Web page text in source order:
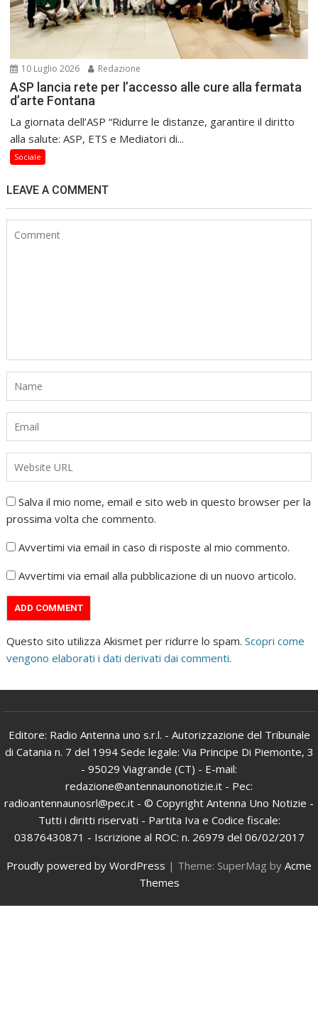
10 Luglio 2026 Redazione
ASP lancia rete per l’accesso alle cure alla fermata
d’arte Fontana
La giornata dell’ASP “Ridurre le distanze, garantire il diritto
alla salute: ASP, ETS e Mediatori di...
Sociale
LEAVE A COMMENT
Salva il mio nome, email e sito web in questo browser per la
prossima volta che commento.
Avvertimi via email in caso di risposte al mio commento.
Avvertimi via email alla pubblicazione di un nuovo articolo.
Questo sito utilizza Akismet per ridurre lo spam.Scopri come
vengono elaborati i dati derivati dai commenti.
Editore: Radio Antenna uno s.r.l. - Autorizzazione del Tribunale
di Catania n. 7 del 1994 Sede legale: Via Principe Di Piemonte, 3
- 95029 Viagrande (CT) - E-mail:
redazione@antennaunonotizie.it - Pec:
radioantennaunosrl@pec.it - © Copyright Antenna Uno Notizie -
Tutti i diritti riservati - Partita Iva e Codice fiscale:
03876430871 - Iscrizione al ROC: n. 26979 del 06/02/2017
Proudly powered by WordPress | Theme: SuperMag by Acme
Themes